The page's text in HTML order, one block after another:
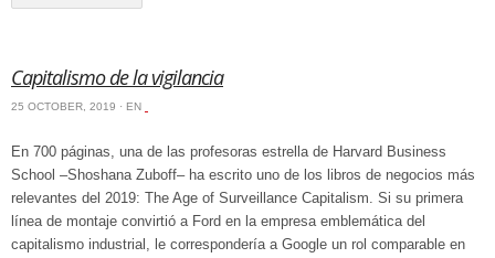
Capitalismo de la vigilancia
25 OCTOBER, 2019 · EN
En 700 páginas, una de las profesoras estrella de Harvard Business
School –Shoshana Zuboff– ha escrito uno de los libros de negocios más
relevantes del 2019: The Age of Surveillance Capitalism. Si su primera
línea de montaje convirtió a Ford en la empresa emblemática del
capitalismo industrial, le correspondería a Google un rol comparable en